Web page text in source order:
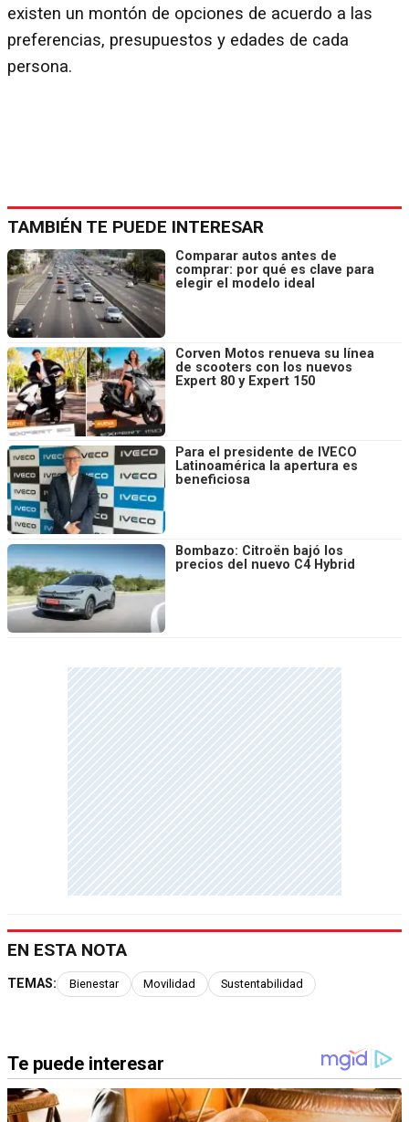
existen un montón de opciones de acuerdo a las
preferencias, presupuestos y edades de cada
persona.
TAMBIÉN TE PUEDE INTERESAR
Comparar autos antes de
comprar: por qué es clave para
elegir el modelo ideal
Corven Motos renueva su línea
de scooters con los nuevos
Expert 80 y Expert 150
Para el presidente de IVECO
Latinoamérica la apertura es
beneficiosa
Bombazo: Citroën bajó los
precios del nuevo C4 Hybrid
EN ESTA NOTA
TEMAS: Bienestar Movilidad Sustentabilidad